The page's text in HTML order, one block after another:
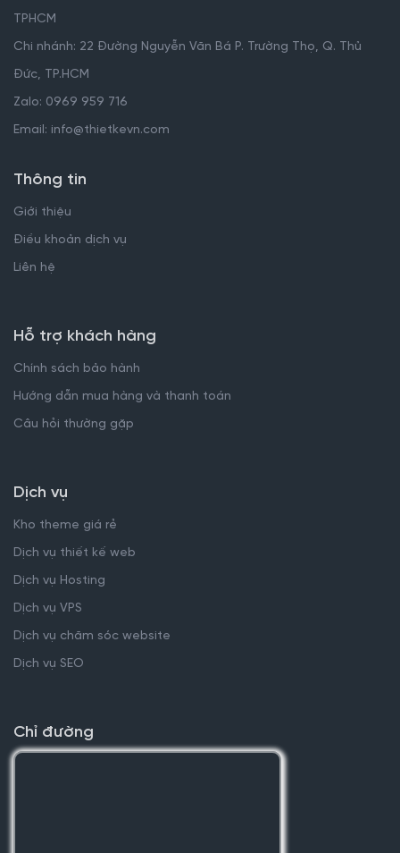
TPHCM
Chi nhánh: 22 Đường Nguyễn Văn Bá P. Trường Thọ, Q. Thủ
Đức, TP.HCM
Zalo: 0969 959 716
Email: info@thietkevn.com
Thông tin
Giới thiệu
Điều khoản dịch vụ
Liên hệ
Hỗ trợ khách hàng
Chính sách bảo hành
Hướng dẫn mua hàng và thanh toán
Câu hỏi thường gặp
Dịch vụ
Kho theme giá rẻ
Dịch vụ thiết kế web
Dịch vụ Hosting
Dịch vụ VPS
Dịch vụ chăm sóc website
Dịch vụ SEO
Chỉ đường